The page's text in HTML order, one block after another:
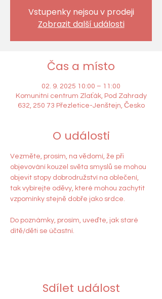
Vstupenky nejsou v prodeji
Zobrazit další události
Čas a místo
02. 9. 2025 10:00 – 11:00
Komunitní centrum Zlaťák, Pod Zahrady
632, 250 73 Přezletice-Jenštejn, Česko
O události
Vezměte, prosím, na vědomí, že při
objevování kouzel světa smyslů se mohou
objevit stopy dobrodružství na oblečení,
tak vybírejte oděvy, které mohou zachytit
vzpomínky stejně dobře jako srdce.
Do poznámky, prosím, uveďte, jak staré
dítě/děti se účastní.
Sdílet událost